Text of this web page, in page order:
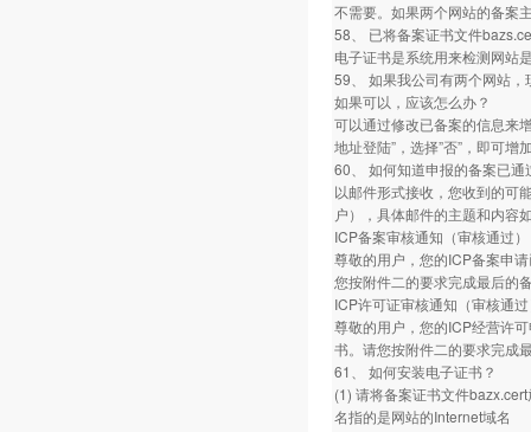
不需要。如果两个网站的备案
58、 已将备案证书文件
电子证书是系统用来检测网站
59、 如果我公司有两个网站
如果可以，应该怎么办？
可以通过修改已备案的信息来
地址登陆”，选择”否”，即可增
60、 如何知道申报的备案已
以邮件形式接收，您收到的可
户），具体邮件的主题和内容
ICP备案审核通知（审核通过
尊敬的用户，您的ICP备案申
您按附件二的要求完成最后的
ICP许可证审核通知（审核通
尊敬的用户，您的ICP经营许
书。请您按附件二的要求完成
61、 如何安装电子证书？
(1) 请将备案证书文件
名指的是网站的Internet域名